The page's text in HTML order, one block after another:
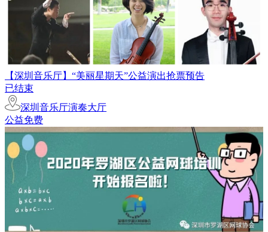
【深圳音乐厅】“美丽星期天”公益演出抢票预告
已结束
深圳音乐厅演奏大厅
公益免费